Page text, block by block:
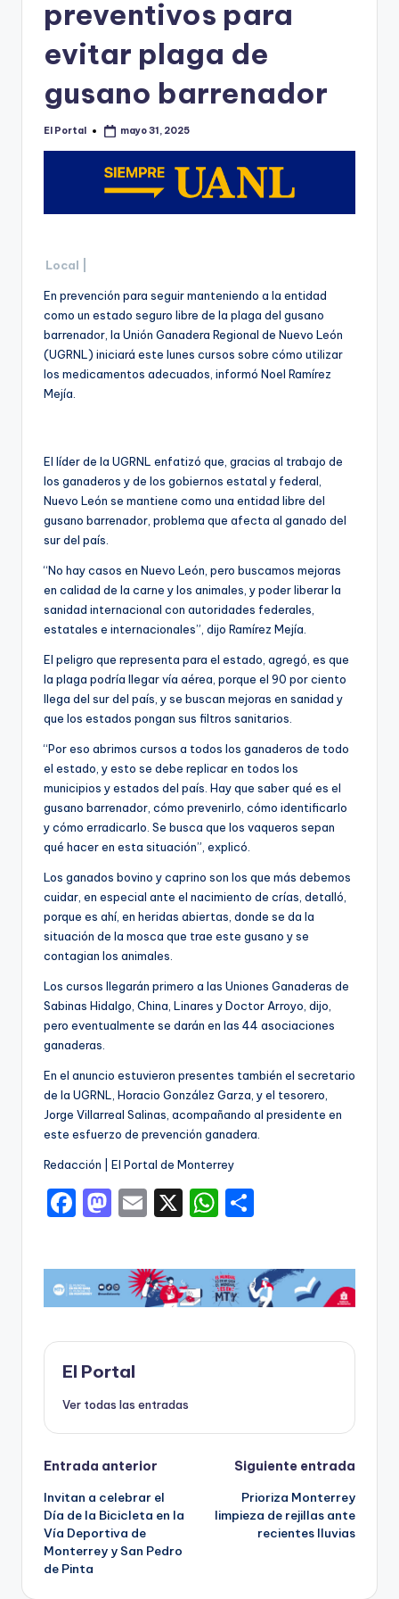
rr
preventivos para
evitar plaga de
gusano barrenador
Publicado
El Portal mayo 31, 2025
Local |
En prevención para seguir manteniendo a la entidad
como un estado seguro libre de la plaga del gusano
barrenador, la Unión Ganadera Regional de Nuevo León
(UGRNL) iniciará este lunes cursos sobre cómo utilizar
los medicamentos adecuados, informó Noel Ramírez
Mejía.
El líder de la UGRNL enfatizó que, gracias al trabajo de
los ganaderos y de los gobiernos estatal y federal,
Nuevo León se mantiene como una entidad libre del
gusano barrenador, problema que afecta al ganado del
sur del país.
“No hay casos en Nuevo León, pero buscamos mejoras
en calidad de la carne y los animales, y poder liberar la
sanidad internacional con autoridades federales,
estatales e internacionales”, dijo Ramírez Mejía.
El peligro que representa para el estado, agregó, es que
la plaga podría llegar vía aérea, porque el 90 por ciento
llega del sur del país, y se buscan mejoras en sanidad y
que los estados pongan sus filtros sanitarios.
“Por eso abrimos cursos a todos los ganaderos de todo
el estado, y esto se debe replicar en todos los
municipios y estados del país. Hay que saber qué es el
gusano barrenador, cómo prevenirlo, cómo identificarlo
y cómo erradicarlo. Se busca que los vaqueros sepan
qué hacer en esta situación”, explicó.
Los ganados bovino y caprino son los que más debemos
cuidar, en especial ante el nacimiento de crías, detalló,
porque es ahí, en heridas abiertas, donde se da la
situación de la mosca que trae este gusano y se
contagian los animales.
Los cursos llegarán primero a las Uniones Ganaderas de
Sabinas Hidalgo, China, Linares y Doctor Arroyo, dijo,
pero eventualmente se darán en las 44 asociaciones
ganaderas.
En el anuncio estuvieron presentes también el secretario
de la UGRNL, Horacio González Garza, y el tesorero,
Jorge Villarreal Salinas, acompañando al presidente en
este esfuerzo de prevención ganadera.
Redacción | El Portal de Monterrey
F
c
e
b
o
o
k
M
st
o
d
o
n
E
ai
l
X
W
a
ts
A
p
m
p
ar
ti
El Portal
Ver todas las entradas
Navegación
de
entradas
Entrada anterior
Invitan a celebrar el
Día de la Bicicleta en la
Vía Deportiva de
Monterrey y San Pedro
de Pinta
Siguiente entrada
Prioriza Monterrey
limpieza de rejillas ante
recientes lluvias